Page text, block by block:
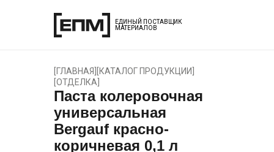
ЕДИНЫЙ ПОСТАВЩИК
МАТЕРИАЛОВ
ГЛАВНАЯ КАТАЛОГ ПРОДУКЦИИ
ОТДЕЛКА
Паста колеровочная
универсальная
Bergauf красно-
коричневая 0,1 л